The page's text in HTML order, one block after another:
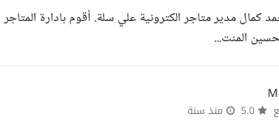
كمال مدير متاجر الكترونية علي سلة. أقوم بادارة
المنت...
منذ سنة